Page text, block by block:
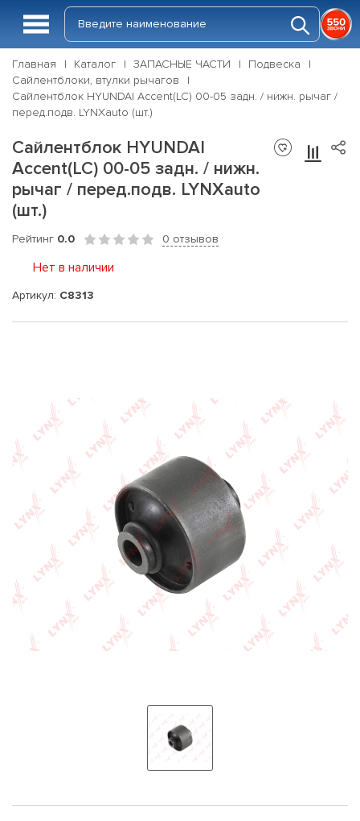
Главная Каталог ЗАПАСНЫЕ ЧАСТИ
Подвеска
Сайлентблоки, втулки рычагов
Сайлентблок HYUNDAI Accent(LC) 00-05 задн. / нижн. рычаг /
перед.подв. LYNXauto (шт.)
Сайлентблок HYUNDAI
Accent(LC) 00-05 задн. / нижн.
рычаг / перед.подв. LYNXauto
(шт.)
Рейтинг 0.0 0 отзывов
Нет в наличии
Артикул: C8313